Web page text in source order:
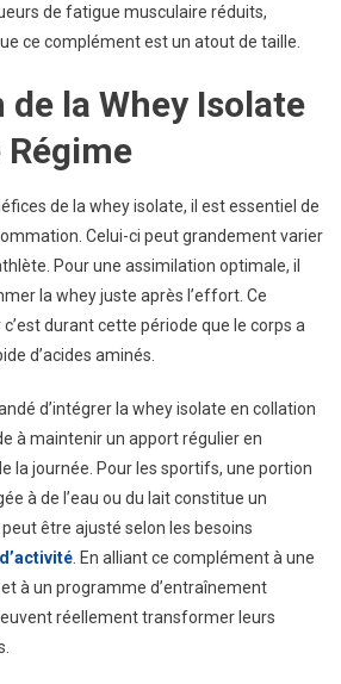
de fatigue musculaire réduits,
ce complément est un atout de taille.
la Whey Isolate
de la whey isolate, il est essentiel de
Celui-ci peut grandement varier
Pour une assimilation optimale, il
la whey juste après l’effort. Ce
durant cette période que le corps a
d’acides aminés.
d’intégrer la whey isolate en collation
à maintenir un apport régulier en
la journée. Pour les sportifs, une portion
à de l’eau ou du lait constitue un
être ajusté selon les besoins
. En alliant ce complément à une
à un programme d’entraînement
réellement transformer leurs